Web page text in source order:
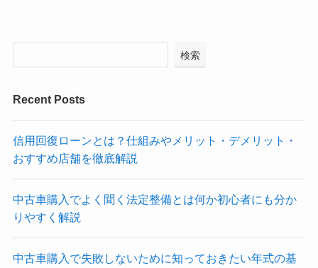
検索
Recent Posts
信用回復ローンとは？仕組みやメリット・デメリット・
おすすめ店舗を徹底解説
中古車購入でよく聞く法定整備とは何か初心者にも分か
りやすく解説
中古車購入で失敗しないために知っておきたい年式の基